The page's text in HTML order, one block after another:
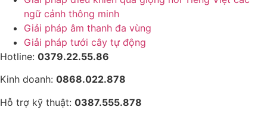
ngữ cảnh thông minh
Giải pháp âm thanh đa vùng
Giải pháp tưới cây tự động
Hotline: 0379.22.55.86
Kinh doanh: 0868.022.878
Hỗ trợ kỹ thuật: 0387.555.878